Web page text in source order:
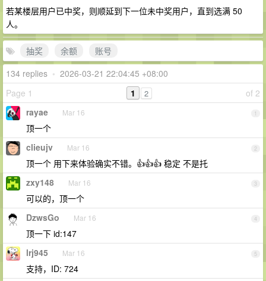
若某楼层用户已中奖，则顺延到下一位未中奖用户，直到选满 50
人。
抽奖 余额
账号
134 replies • 2026-03-21 22:04:45 +08:00
Page 1
of 2
1 2
1
rayae Mar 16
顶一个
2
clieujv Mar 16
顶一个 用下来体验确实不错。👍👍👍 稳定 不是托
3
zxy148 Mar 16
可以的，顶一个
4
DzwsGo Mar 16
顶一下 id:147
5
lrj945 Mar 16
支持，ID: 724